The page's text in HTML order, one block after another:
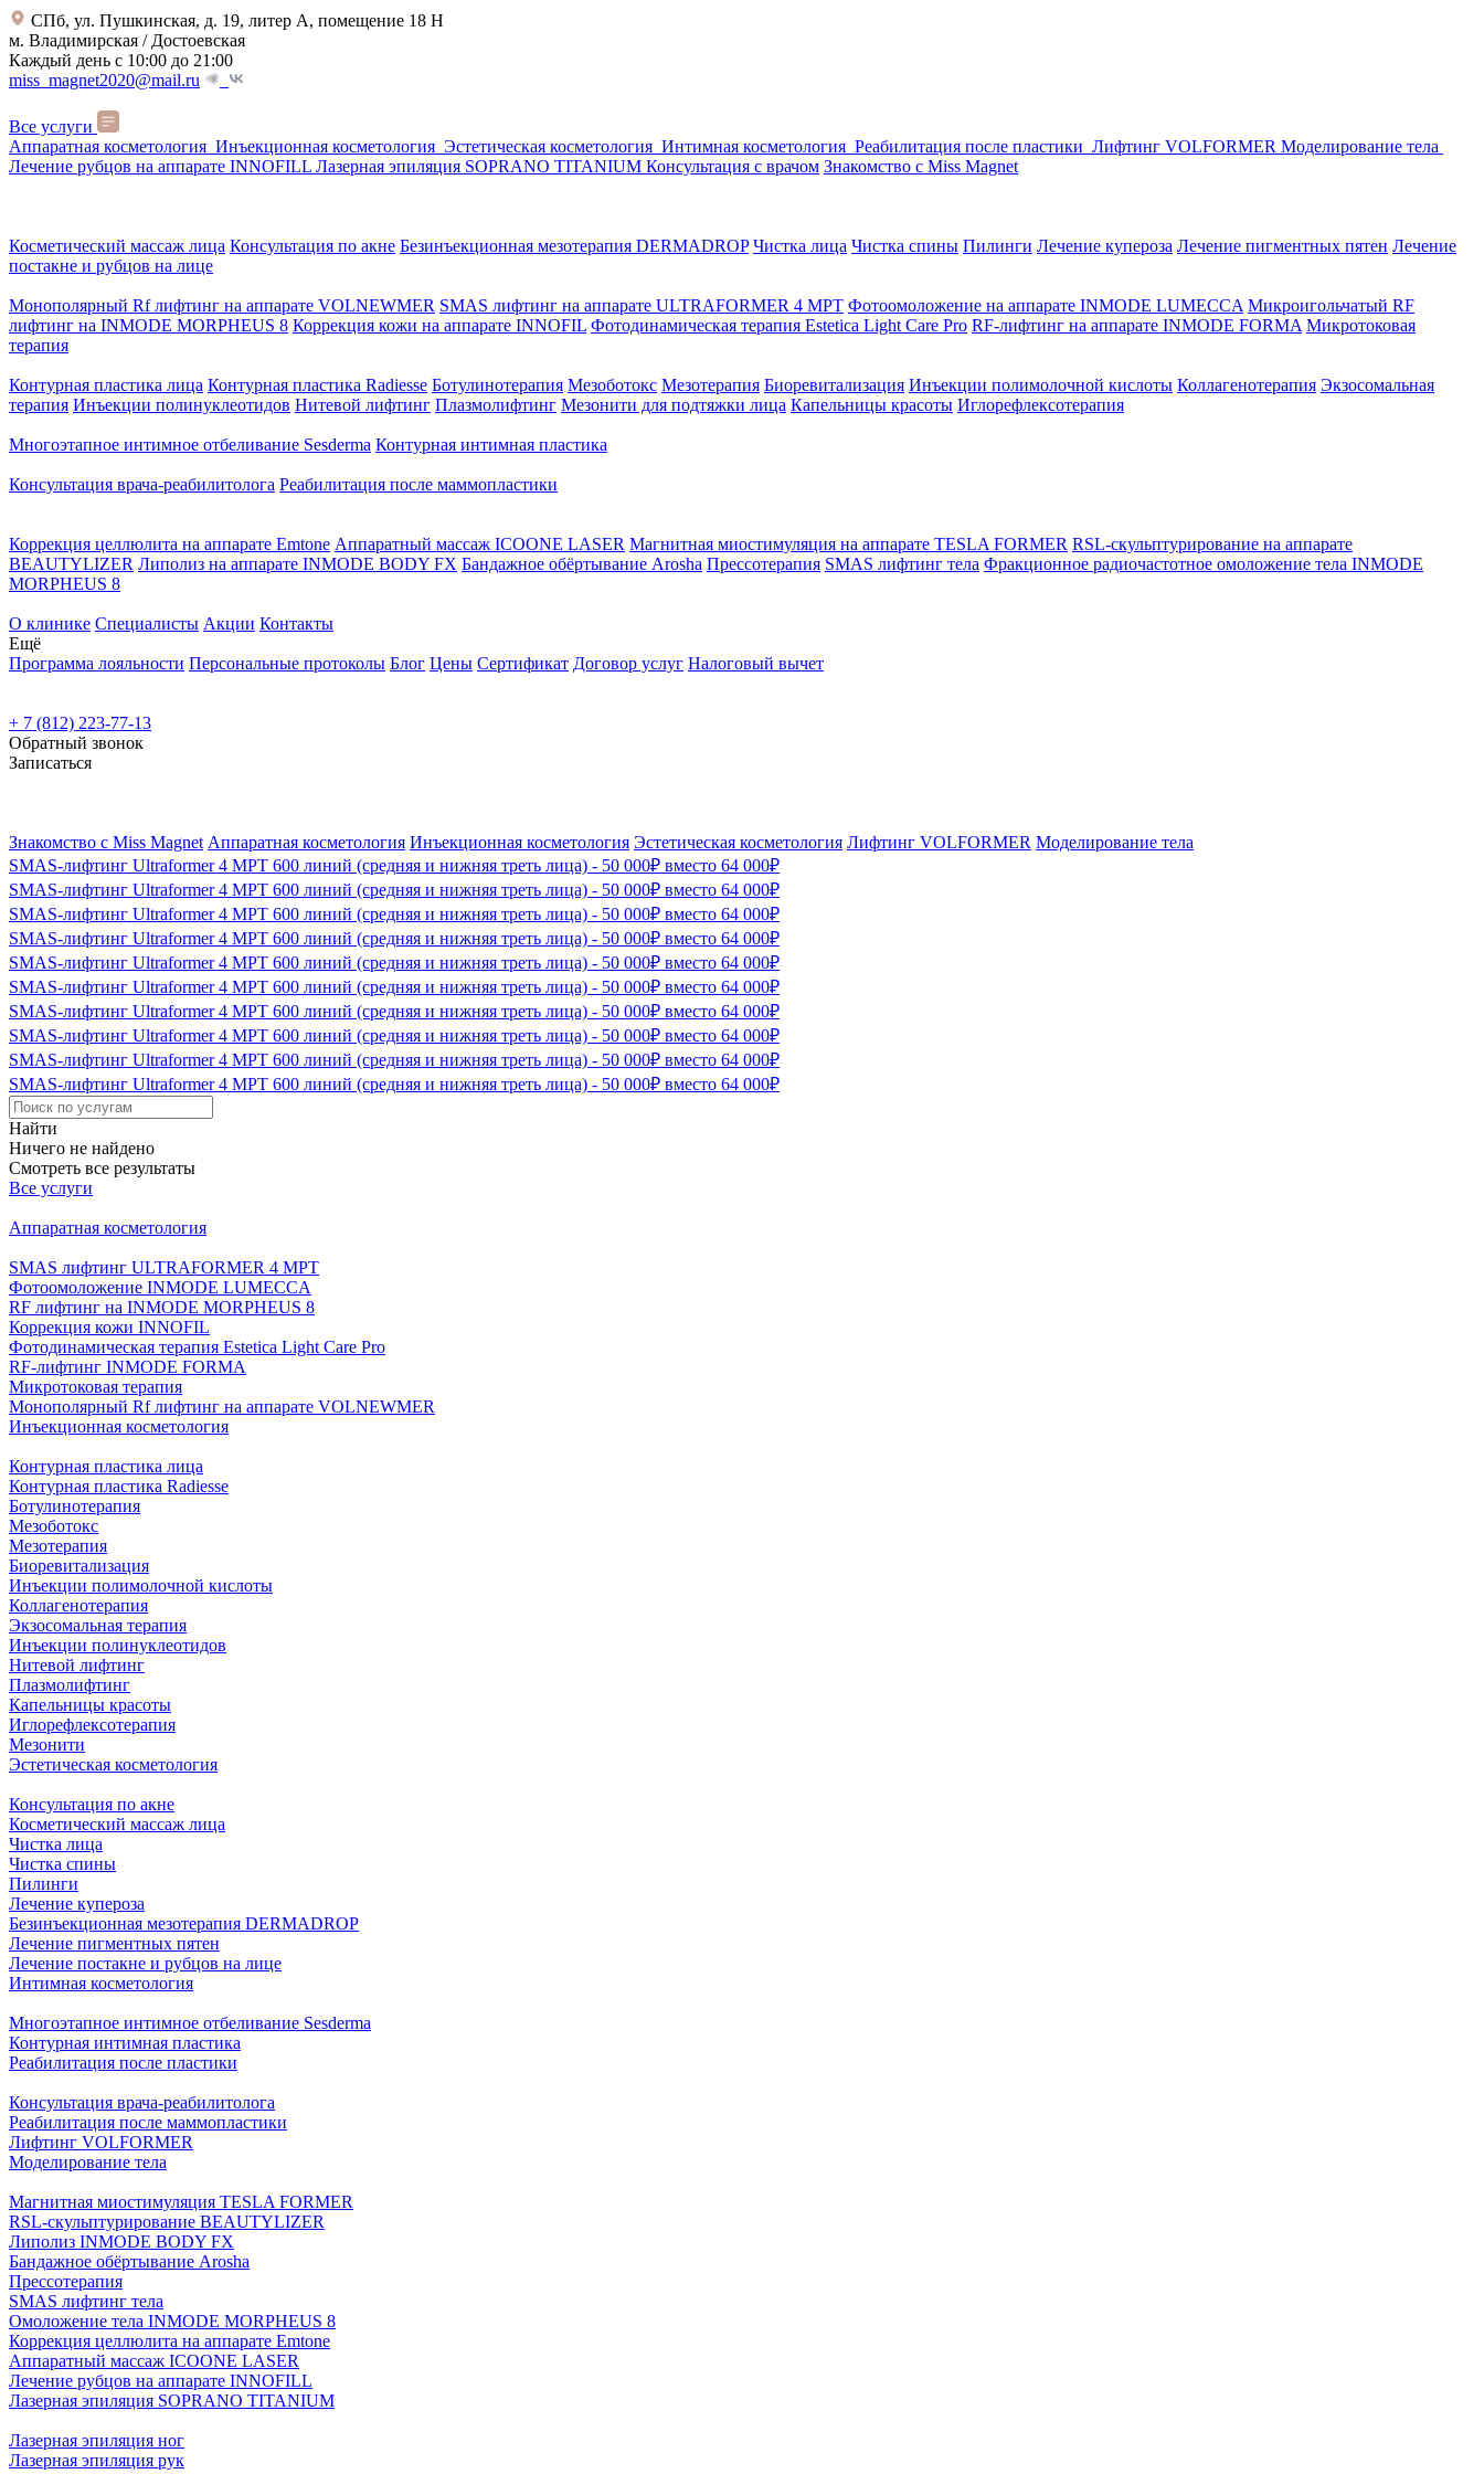
СПб, ул. Пушкинская, д. 19, литер А, помещение 18 Н
м. Владимирская / Достоевская
Каждый день с 10:00 до 21:00
miss_magnet2020@mail.ru
Все услуги
Аппаратная косметология Инъекционная косметология Эстетическая косметология Интимная косметология Реабилитация после пластики Лифтинг VOLFORMER Моделирование тела
Лечение рубцов на аппарате INNOFILL Лазерная эпиляция SOPRANO TITANIUM Консультация с врачом Знакомство с Miss Magnet
Косметический массаж лица Консультация по акне Безинъекционная мезотерапия DERMADROP Чистка лица Чистка спины Пилинги Лечение купероза Лечение пигментных пятен Лечение
постакне и рубцов на лице
Монополярный Rf лифтинг на аппарате VOLNEWMER SMAS лифтинг на аппарате ULTRAFORMER 4 MРТ Фотоомоложение на аппарате INMODE LUMECCA Микроигольчатый RF
лифтинг на INMODE MORPHEUS 8 Коррекция кожи на аппарате INNOFIL Фотодинамическая терапия Estetica Light Care Pro RF-лифтинг на аппарате INMODE FORMA Микротоковая
терапия
Контурная пластика лица Контурная пластика Radiesse Ботулинотерапия Мезоботокс Мезотерапия Биоревитализация Инъекции полимолочной кислоты Коллагенотерапия Экзосомальная
терапия Инъекции полинуклеотидов Нитевой лифтинг Плазмолифтинг Мезонити для подтяжки лица Капельницы красоты Иглорефлексотерапия
Многоэтапное интимное отбеливание Sesderma Контурная интимная пластика
Консультация врача-реабилитолога Реабилитация после маммопластики
Коррекция целлюлита на аппарате Emtone Аппаратный массаж ICOONE LASER Магнитная миостимуляция на аппарате TESLA FORMER RSL-скульптурирование на аппарате
BEAUTYLIZER Липолиз на аппарате INMODE BODY FX Бандажное обёртывание Arosha Прессотерапия SMAS лифтинг тела Фракционное радиочастотное омоложение тела INMODE
MORPHEUS 8
О клинике Специалисты Акции Контакты
Ещё
Программа лояльности Персональные протоколы Блог Цены Сертификат Договор услуг Налоговый вычет
+ 7 (812) 223-77-13
Обратный звонок
Записаться
Знакомство с Miss Magnet Аппаратная косметология Инъекционная косметология Эстетическая косметология Лифтинг VOLFORMER Моделирование тела
SMAS-лифтинг Ultraformer 4 MPT 600 линий (средняя и нижняя треть лица) - 50 000₽ вместо 64 000₽
SMAS-лифтинг Ultraformer 4 MPT 600 линий (средняя и нижняя треть лица) - 50 000₽ вместо 64 000₽
SMAS-лифтинг Ultraformer 4 MPT 600 линий (средняя и нижняя треть лица) - 50 000₽ вместо 64 000₽
SMAS-лифтинг Ultraformer 4 MPT 600 линий (средняя и нижняя треть лица) - 50 000₽ вместо 64 000₽
SMAS-лифтинг Ultraformer 4 MPT 600 линий (средняя и нижняя треть лица) - 50 000₽ вместо 64 000₽
SMAS-лифтинг Ultraformer 4 MPT 600 линий (средняя и нижняя треть лица) - 50 000₽ вместо 64 000₽
SMAS-лифтинг Ultraformer 4 MPT 600 линий (средняя и нижняя треть лица) - 50 000₽ вместо 64 000₽
SMAS-лифтинг Ultraformer 4 MPT 600 линий (средняя и нижняя треть лица) - 50 000₽ вместо 64 000₽
SMAS-лифтинг Ultraformer 4 MPT 600 линий (средняя и нижняя треть лица) - 50 000₽ вместо 64 000₽
SMAS-лифтинг Ultraformer 4 MPT 600 линий (средняя и нижняя треть лица) - 50 000₽ вместо 64 000₽
Найти
Ничего не найдено
Смотреть все результаты
Все услуги
Аппаратная косметология
SMAS лифтинг ULTRAFORMER 4 MРТ
Фотоомоложение INMODE LUMECCA
RF лифтинг на INMODE MORPHEUS 8
Коррекция кожи INNOFIL
Фотодинамическая терапия Estetica Light Care Pro
RF-лифтинг INMODE FORMA
Микротоковая терапия
Монополярный Rf лифтинг на аппарате VOLNEWMER
Инъекционная косметология
Контурная пластика лица
Контурная пластика Radiesse
Ботулинотерапия
Мезоботокс
Мезотерапия
Биоревитализация
Инъекции полимолочной кислоты
Коллагенотерапия
Экзосомальная терапия
Инъекции полинуклеотидов
Нитевой лифтинг
Плазмолифтинг
Капельницы красоты
Иглорефлексотерапия
Мезонити
Эстетическая косметология
Консультация по акне
Косметический массаж лица
Чистка лица
Чистка спины
Пилинги
Лечение купероза
Безинъекционная мезотерапия DERMADROP
Лечение пигментных пятен
Лечение постакне и рубцов на лице
Интимная косметология
Многоэтапное интимное отбеливание Sesderma
Контурная интимная пластика
Реабилитация после пластики
Консультация врача-реабилитолога
Реабилитация после маммопластики
Лифтинг VOLFORMER
Моделирование тела
Магнитная миостимуляция TESLA FORMER
RSL-скульптурирование BEAUTYLIZER
Липолиз INMODE BODY FX
Бандажное обёртывание Arosha
Прессотерапия
SMAS лифтинг тела
Омоложение тела INMODE MORPHEUS 8
Коррекция целлюлита на аппарате Emtone
Аппаратный массаж ICOONE LASER
Лечение рубцов на аппарате INNOFILL
Лазерная эпиляция SOPRANO TITANIUM
Лазерная эпиляция ног
Лазерная эпиляция рук